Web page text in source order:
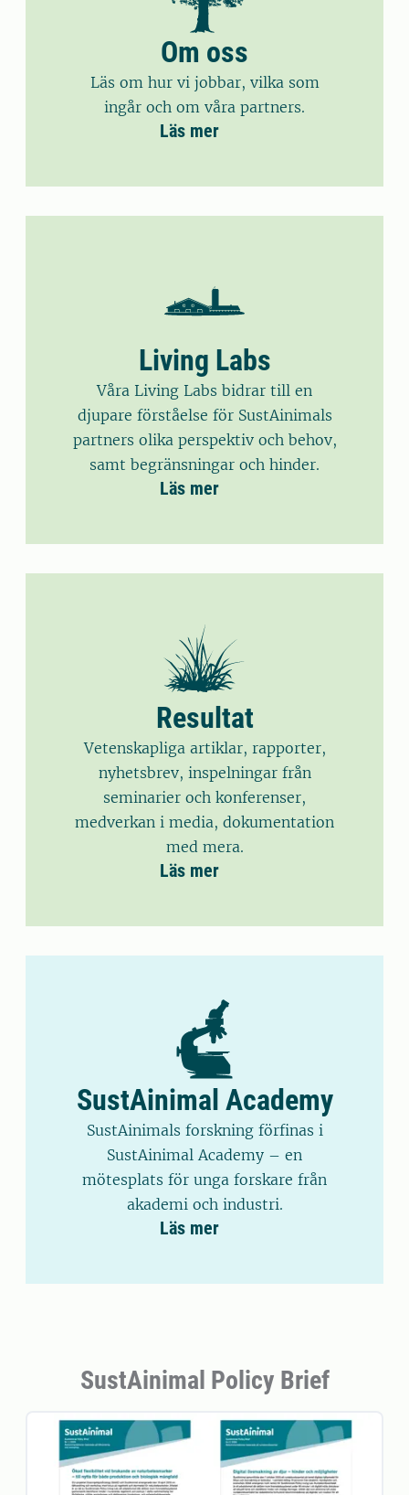
Om oss
Läs om hur vi jobbar, vilka som
ingår och om våra partners.
Läs mer
Living Labs
Våra Living Labs bidrar till en
djupare förståelse för SustAinimals
partners olika perspektiv och behov,
samt begränsningar och hinder.
Läs mer
Resultat
Vetenskapliga artiklar, rapporter,
nyhetsbrev, inspelningar från
seminarier och konferenser,
medverkan i media, dokumentation
med mera.
Läs mer
SustAinimal Academy
SustAinimals forskning förfinas i
SustAinimal Academy – en
mötesplats för unga forskare från
akademi och industri.
Läs mer
SustAinimal Policy Brief